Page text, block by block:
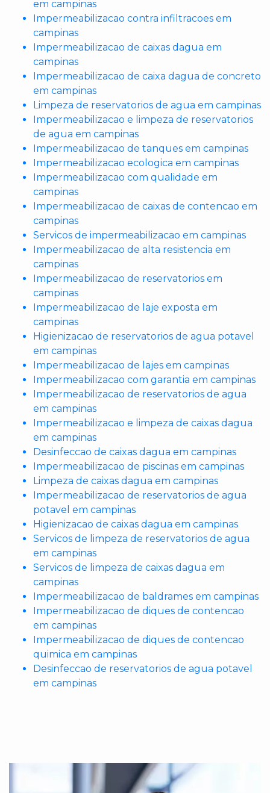
em campinas
Impermeabilizacao contra infiltracoes em
campinas
Impermeabilizacao de caixas dagua em
campinas
Impermeabilizacao de caixa dagua de concreto
em campinas
Limpeza de reservatorios de agua em campinas
Impermeabilizacao e limpeza de reservatorios
de agua em campinas
Impermeabilizacao de tanques em campinas
Impermeabilizacao ecologica em campinas
Impermeabilizacao com qualidade em
campinas
Impermeabilizacao de caixas de contencao em
campinas
Servicos de impermeabilizacao em campinas
Impermeabilizacao de alta resistencia em
campinas
Impermeabilizacao de reservatorios em
campinas
Impermeabilizacao de laje exposta em
campinas
Higienizacao de reservatorios de agua potavel
em campinas
Impermeabilizacao de lajes em campinas
Impermeabilizacao com garantia em campinas
Impermeabilizacao de reservatorios de agua
em campinas
Impermeabilizacao e limpeza de caixas dagua
em campinas
Desinfeccao de caixas dagua em campinas
Impermeabilizacao de piscinas em campinas
Limpeza de caixas dagua em campinas
Impermeabilizacao de reservatorios de agua
potavel em campinas
Higienizacao de caixas dagua em campinas
Servicos de limpeza de reservatorios de agua
em campinas
Servicos de limpeza de caixas dagua em
campinas
Impermeabilizacao de baldrames em campinas
Impermeabilizacao de diques de contencao
em campinas
Impermeabilizacao de diques de contencao
quimica em campinas
Desinfeccao de reservatorios de agua potavel
em campinas